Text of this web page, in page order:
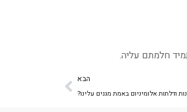
חלמתם עליה.
הבא
ודלתות אלומיניום באמת מגנים עלינו?